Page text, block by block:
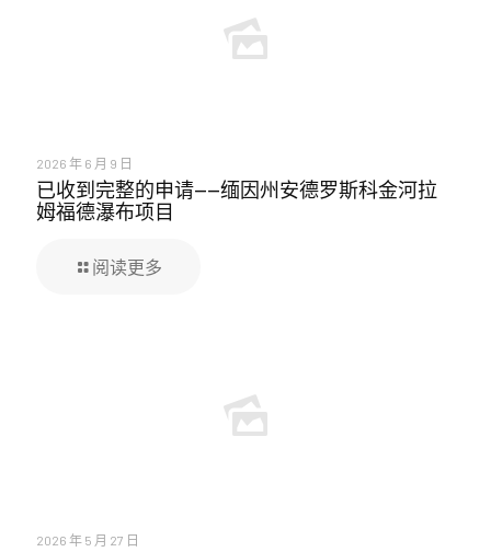
2026 年 6 月 9 日
已收到完整的申请——缅因州安德罗斯科金河拉
姆福德瀑布项目
阅读更多
2026 年 5 月 27 日